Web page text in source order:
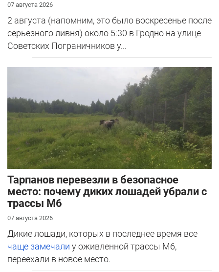
07 августа 2026
2 августа (напомним, это было воскресенье после
серьезного ливня) около 5:30 в Гродно на улице
Советских Пограничников у...
Тарпанов перевезли в безопасное
место: почему диких лошадей убрали с
трассы М6
07 августа 2026
Дикие лошади, которых в последнее время все
чаще замечали у оживленной трассы М6,
переехали в новое место.